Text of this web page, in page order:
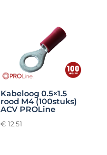
Kabeloog 0.5×1.5
rood M4 (100stuks)
ACV PROLine
€ 12,51